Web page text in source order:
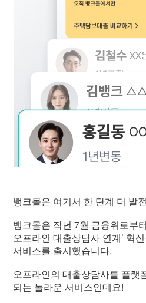
뱅크몰은 여기서 한 단계 더 발
뱅크몰은 작년 7월 금융위로부
오프라인 대출상담사 연계’ 혁
서비스를 출시했습니다.
오프라인의 대출상담사를 플랫
되는 놀라운 서비스인데요!